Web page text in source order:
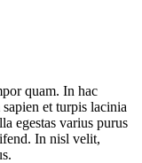
quam. In hac
et turpis lacinia
egestas varius purus
In nisl velit,